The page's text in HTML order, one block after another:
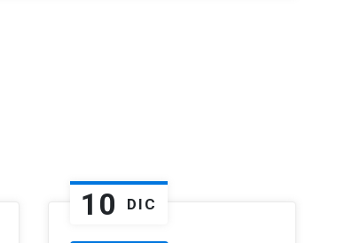
10 DIC